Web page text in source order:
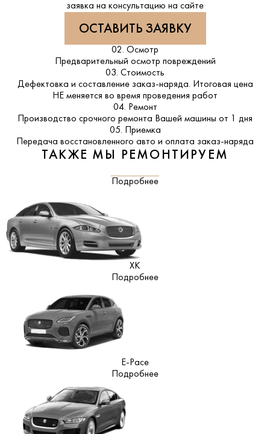
заявка на консультацию на сайте
ОСТАВИТЬ ЗАЯВКУ
02. Осмотр
Предварительный осмотр повреждений
03. Стоимость
Дефектовка и составление заказ-наряда. Итоговая цена
НЕ меняется во время проведения работ
04. Ремонт
Производство срочного ремонта Вашей машины от 1 дня
05. Приемка
Передача восстановленного авто и оплата заказ-наряда
ТАКЖЕ МЫ РЕМОНТИРУЕМ
Подробнее
XK
Подробнее
E-Pace
Подробнее